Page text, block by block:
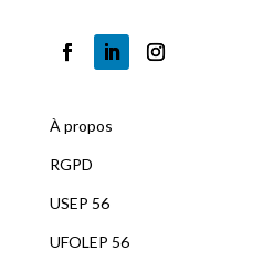
À propos
RGPD
USEP 56
UFOLEP 56